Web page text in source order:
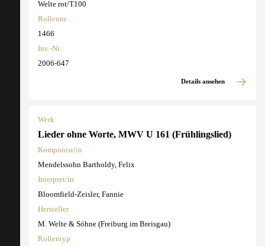
Welte rot/T100
Rollennr.
1466
Inv.-Nr.
2006-647
Details ansehen
Werk
Lieder ohne Worte, MWV U 161 (Frühlingslied)
Komponist/in
Mendelssohn Bartholdy, Felix
Interpret/in
Bloomfield-Zeisler, Fannie
Hersteller
M. Welte & Söhne (Freiburg im Breisgau)
Rollentyp